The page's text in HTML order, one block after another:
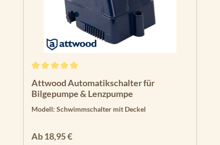
Attwood Automatikschalter für
Bilgepumpe & Lenzpumpe
Modell: Schwimmschalter mit Deckel
Regulärer Preis:
Ab18,95 €